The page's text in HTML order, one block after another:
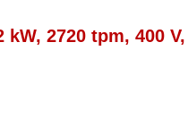
2720 tpm, 400